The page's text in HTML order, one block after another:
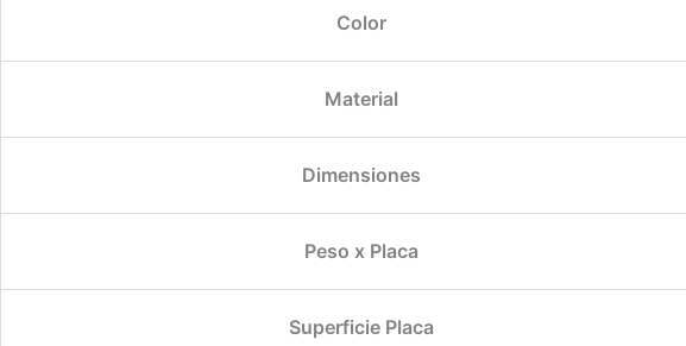
Color
Material
Dimensiones
Peso x Placa
Superficie Placa